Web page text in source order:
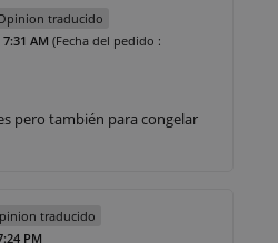
traducido
AM (Fecha del pedido :
pero también para congelar
traducido
PM